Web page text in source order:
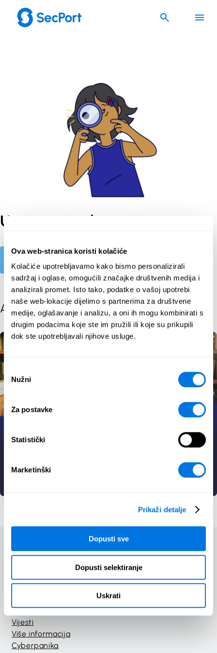
Ova web-stranica koristi kolačiće
Kolačiće upotrebljavamo kako bismo personalizirali
sadržaj i oglase, omogućili značajke društvenih medija i
analizirali promet. Isto tako, podatke o vašoj upotrebi
naše web-lokacije dijelimo s partnerima za društvene
medije, oglašavanje i analizu, a oni ih mogu kombinirati s
drugim podacima koje ste im pružili ili koje su prikupili
dok ste upotrebljavali njihove usluge.
pristanka
Nužni
Za postavke
Statistički
Marketinški
Prikaži detalje
Dopusti sve
Dopusti selektiranje
Uskrati
Umjetna inteligencija
All posts
Artificial Intelligence Around
Tečajevi
Materijali
Vijesti
Više informacija
Cyberpanika